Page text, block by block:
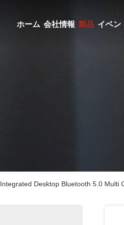
ホーム 会社情報 製品 イベン
Integrated Desktop Bluetooth 5.0 Multi